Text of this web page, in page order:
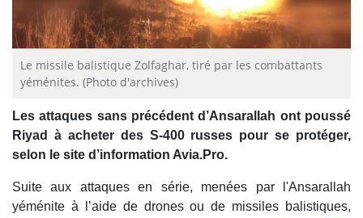
Le missile balistique Zolfaghar, tiré par les combattants
yéménites. (Photo d'archives)
Les attaques sans précédent d’Ansarallah ont poussé
Riyad à acheter des S-400 russes pour se protéger,
selon le site d’information Avia.Pro.
Suite aux attaques en série, menées par l'Ansarallah
yéménite à l’aide de drones ou de missiles balistiques,